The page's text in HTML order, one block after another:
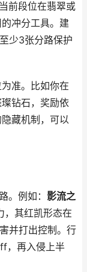
前段位在翡翠或
冲分工具。建
少3张分路保护
准。比如你在
钻石，奖励依
藏机制，可以
。例如： 影流之
，其红凯形态在
并打出控制。行
，再入侵上半